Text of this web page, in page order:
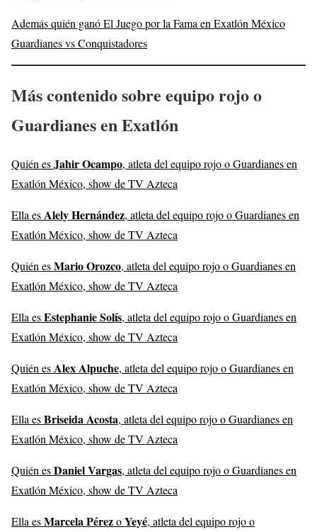
Además quién ganó El Juego por la Fama en Exatlón México
Guardianes vs Conquistadores
Más contenido sobre equipo rojo o
Guardianes en Exatlón
Quién esJahir Ocampo, atleta del equipo rojo o Guardianes en
Exatlón México, show de TV Azteca
Ella esAlely Hernández, atleta del equipo rojo o Guardianes en
Exatlón México, show de TV Azteca
Quién esMario Orozco, atleta del equipo rojo o Guardianes en
Exatlón México, show de TV Azteca
Ella esEstephanie Solís, atleta del equipo rojo o Guardianes en
Exatlón México, show de TV Azteca
Quién esAlex Alpuche, atleta del equipo rojo o Guardianes en
Exatlón México, show de TV Azteca
Ella esBriseida Acosta, atleta del equipo rojo o Guardianes en
Exatlón México, show de TV Azteca
Quién esDaniel Vargas, atleta del equipo rojo o Guardianes en
Exatlón México, show de TV Azteca
Ella esMarcela PérezoYeyé, atleta del equipo rojo o